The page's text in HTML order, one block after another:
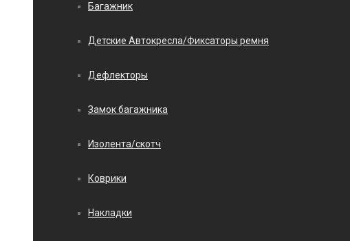
Багажник
Детские Автокресла/Фиксаторы ремня
Дефлекторы
Замок багажника
Изолента/скотч
Коврики
Накладки